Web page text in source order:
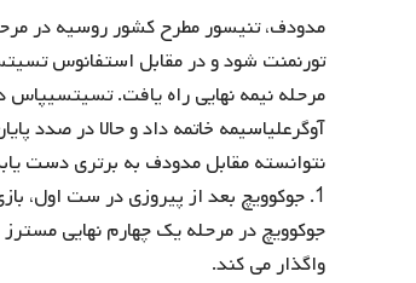
تورنمنت شود و در مقابل استفانوس
نتوانسته مقابل مدودف به برتری دست
جوکوویچ بعد از پیروزی در ست اول،
واگذار می کند.